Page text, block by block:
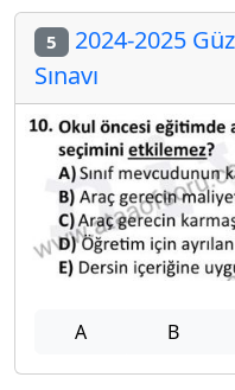
5 2024-2025
Sınavı
A B